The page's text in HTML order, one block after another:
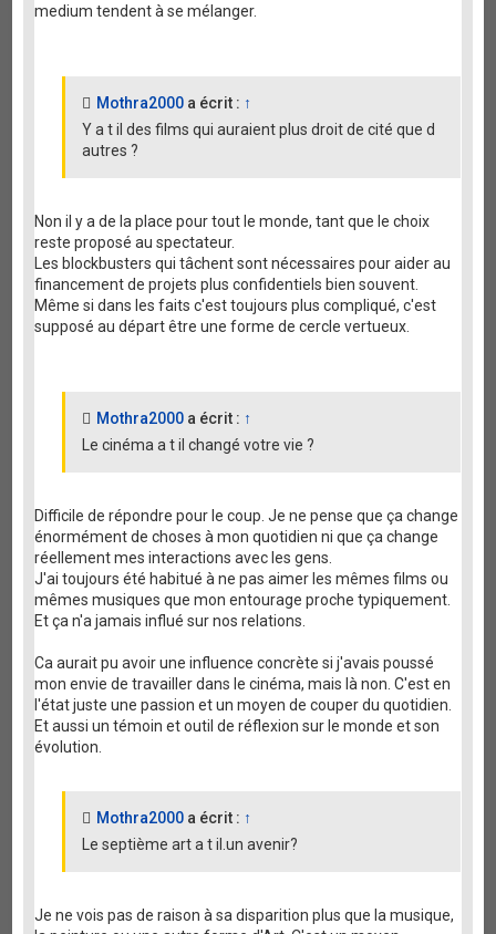
medium tendent à se mélanger.
Mothra2000 a écrit : ↑
Y a t il des films qui auraient plus droit de cité que d
autres ?
Non il y a de la place pour tout le monde, tant que le choix
reste proposé au spectateur.
Les blockbusters qui tâchent sont nécessaires pour aider au
financement de projets plus confidentiels bien souvent.
Même si dans les faits c'est toujours plus compliqué, c'est
supposé au départ être une forme de cercle vertueux.
Mothra2000 a écrit : ↑
Le cinéma a t il changé votre vie ?
Difficile de répondre pour le coup. Je ne pense que ça change
énormément de choses à mon quotidien ni que ça change
réellement mes interactions avec les gens.
J'ai toujours été habitué à ne pas aimer les mêmes films ou
mêmes musiques que mon entourage proche typiquement.
Et ça n'a jamais influé sur nos relations.
Ca aurait pu avoir une influence concrète si j'avais poussé
mon envie de travailler dans le cinéma, mais là non. C'est en
l'état juste une passion et un moyen de couper du quotidien.
Et aussi un témoin et outil de réflexion sur le monde et son
évolution.
Mothra2000 a écrit : ↑
Le septième art a t il.un avenir?
Je ne vois pas de raison à sa disparition plus que la musique,